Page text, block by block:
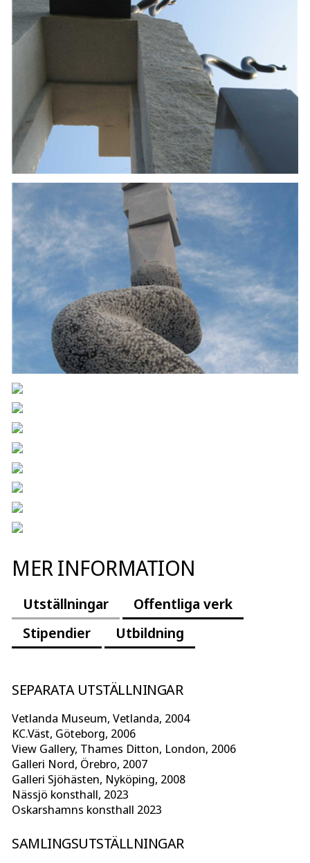
MER INFORMATION
Utställningar
Offentliga verk
Stipendier
Utbildning
SEPARATA UTSTÄLLNINGAR
Vetlanda Museum, Vetlanda, 2004
KC.Väst, Göteborg, 2006
View Gallery, Thames Ditton, London, 2006
Galleri Nord, Örebro, 2007
Galleri Sjöhästen, Nyköping, 2008
Nässjö konsthall, 2023
Oskarshamns konsthall 2023
SAMLINGSUTSTÄLLNINGAR